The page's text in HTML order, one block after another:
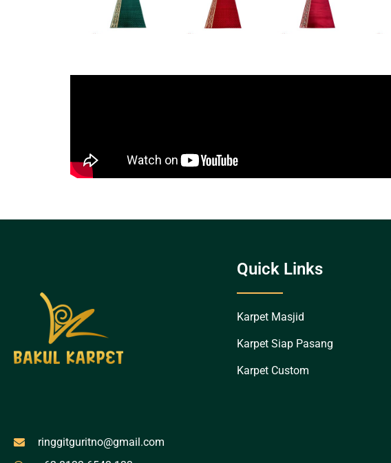
ringgitguritno@gmail.com
Quick Links
Karpet Masjid
Karpet Siap Pasang
Karpet Custom